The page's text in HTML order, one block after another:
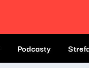
Podcasty